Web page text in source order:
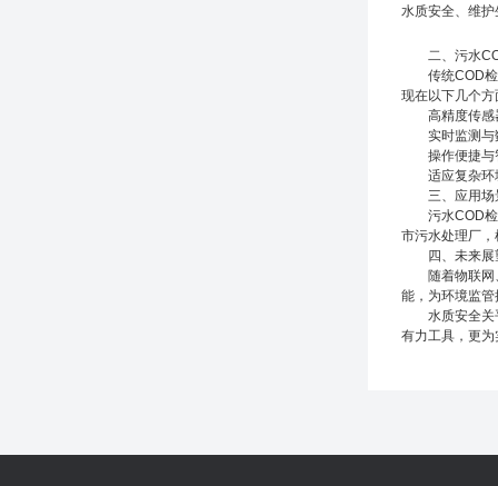
水质安全、维
二、污水
传统COD检测
现在以下几个方
高精度传感器
实时监测与数
操作便捷与智
适应复杂环境
三、应用场
污水COD检测
市污水处理厂，
四、未来展
随着物联网、
能，为环境监
水质安全关乎
有力工具，更